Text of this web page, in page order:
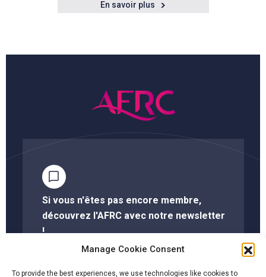
Manage Cookie Consent
To provide the best experiences, we use technologies like cookies to
En savoir plus
Si vous n'êtes pas encore membre,
découvrez l'AFRC avec notre newsletter
!